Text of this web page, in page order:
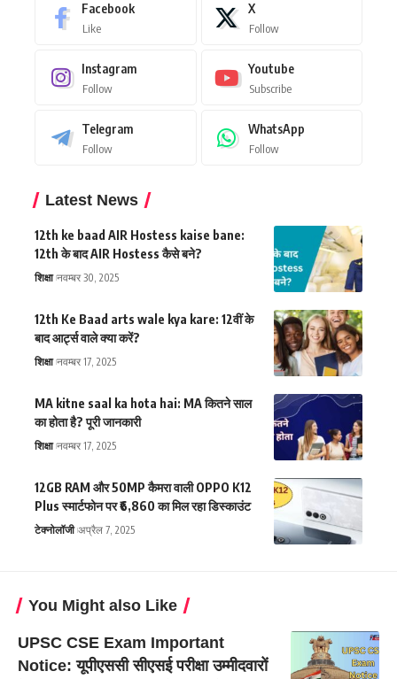
Facebook
Like
X
Follow
Instagram
Follow
Youtube
Subscribe
Telegram
Follow
WhatsApp
Follow
Latest News
12th ke baad AIR Hostess kaise bane:
12th के बाद AIR Hostess कैसे बने?
शिक्षा नवम्बर 30, 2025
12th Ke Baad arts wale kya kare: 12वीं के
बाद आर्ट्स वाले क्या करें?
शिक्षा नवम्बर 17, 2025
MA kitne saal ka hota hai: MA कितने साल
का होता है? पूरी जानकारी
शिक्षा नवम्बर 17, 2025
12GB RAM और 50MP कैमरा वाली OPPO K12
Plus स्मार्टफोन पर ₹6,860 का मिल रहा डिस्काउंट
टेक्नोलॉजी अप्रैल 7, 2025
You Might also Like
UPSC CSE Exam Important
Notice: यूपीएससी सीएसई परीक्षा उम्मीदवारों